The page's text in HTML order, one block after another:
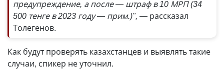
предупреждение, а после — штраф в 10 МРП (34
500 тенге в 2023 году— прим.)", — рассказал
Толегенов.
Как будут проверять казахстанцев и выявлять такие
случаи, спикер не уточнил.